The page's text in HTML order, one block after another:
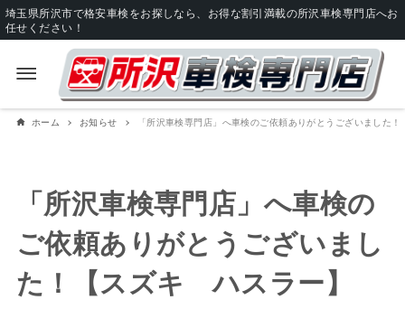
埼玉県所沢市で格安車検をお探しなら、お得な割引満載の所沢車検専門店へお
任せください！
ホーム お知らせ 「所沢車検専門店」へ車検のご依頼ありがとうございました
「所沢車検専門店」へ車検の
ご依頼ありがとうございまし
た！【スズキ ハスラー】